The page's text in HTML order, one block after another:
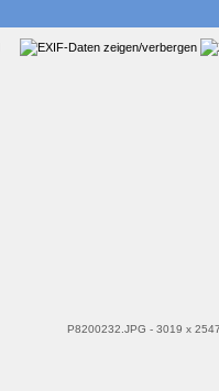
P8200232.JPG - 3019 x